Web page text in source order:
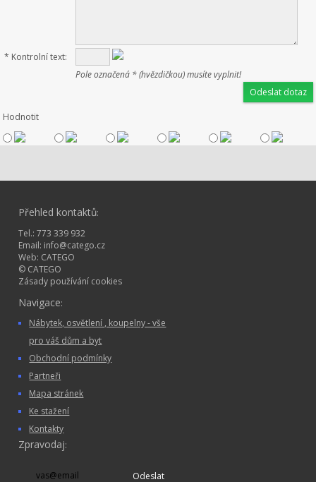
* Kontrolní text:
Pole označená * (hvězdičkou) musíte vyplnit!
Hodnotit
Přehled kontaktů:
Tel.: 773 339 932
Email: info@catego.cz
Web: CATEGO
© CATEGO
Zásady používání cookies
Navigace:
Nábytek, osvětlení , koupelny - vše
pro váš dům a byt
Obchodní podmínky
Partneři
Mapa stránek
Ke stažení
Kontakty
Zpravodaj:
Odeslat